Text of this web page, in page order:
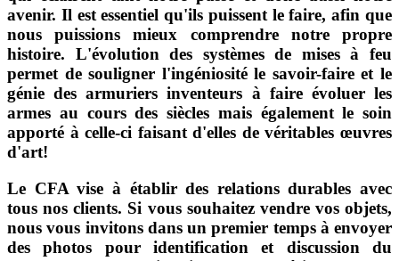
avenir. Il est essentiel qu'ils puissent le faire, afin que
nous puissions mieux comprendre notre propre
histoire. L'évolution des systèmes de mises à feu
permet de souligner l'ingéniosité le savoir-faire et le
génie des armuriers inventeurs à faire évoluer les
armes au cours des siècles mais également le soin
apporté à celle-ci faisant d'elles de véritables œuvres
d'art!
Le CFA vise à établir des relations durables avec
tous nos clients. Si vous souhaitez vendre vos objets,
nous vous invitons dans un premier temps à envoyer
des photos pour identification et discussion du